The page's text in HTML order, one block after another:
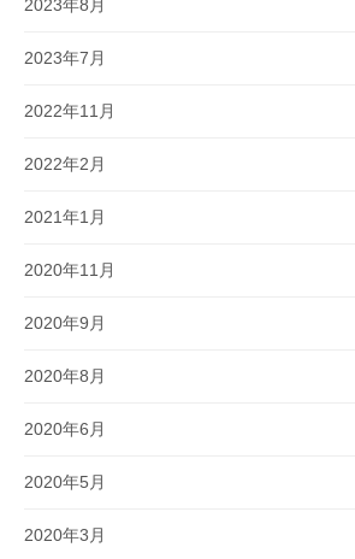
2023年8月
2023年7月
2022年11月
2022年2月
2021年1月
2020年11月
2020年9月
2020年8月
2020年6月
2020年5月
2020年3月